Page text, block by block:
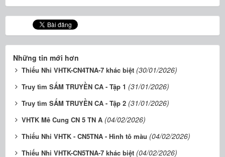
Những tin mới hơn
Thiếu Nhi VHTK-CN4TNA-7 khác biệt (30/01/2026)
Truy tìm SẤM TRUYỀN CA - Tập 1 (31/01/2026)
Truy tìm SẤM TRUYỀN CA - Tập 2 (31/01/2026)
VHTK Mê Cung CN 5 TN A (04/02/2026)
Thiếu Nhi VHTK - CN5TNA - Hình tô màu (04/02/2026)
Thiếu Nhi VHTK-CN5TNA-7 khác biệt (04/02/2026)